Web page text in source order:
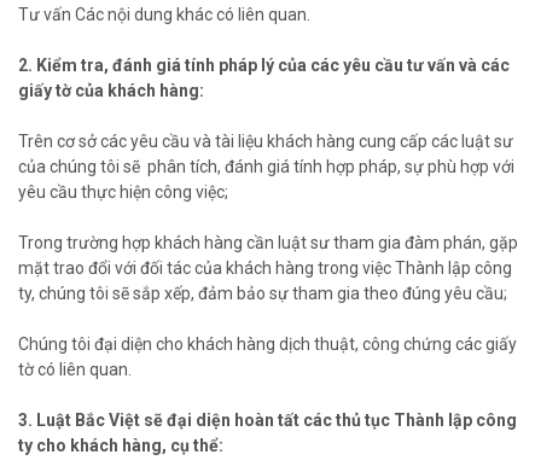
Tư vấn Các nội dung khác có liên quan.
2. Kiểm tra, đánh giá tính pháp lý của các yêu cầu tư vấn và các
giấy tờ của khách hàng:
Trên cơ sở các yêu cầu và tài liệu khách hàng cung cấp các luật sư
của chúng tôi sẽ phân tích, đánh giá tính hợp pháp, sự phù hợp với
yêu cầu thực hiện công việc;
Trong trường hợp khách hàng cần luật sư tham gia đàm phán, gặp
mặt trao đổi với đối tác của khách hàng trong việc Thành lập công
ty, chúng tôi sẽ sắp xếp, đảm bảo sự tham gia theo đúng yêu cầu;
Chúng tôi đại diện cho khách hàng dịch thuật, công chứng các giấy
tờ có liên quan.
3. Luật Bắc Việt sẽ đại diện hoàn tất các thủ tục Thành lập công
ty cho khách hàng, cụ thể: